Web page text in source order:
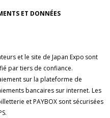
ET DONNÉES
et le site de Japan Expo sont
par tiers de confiance.
sur la plateforme de
bancaires sur internet. Les
et PAYBOX sont sécurisées